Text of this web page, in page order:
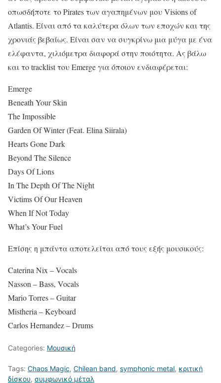
οπωσδήποτε το Pirates των αγαπημένων μου Visions of
Atlantis. Είναι από τα καλύτερα όλων των εποχών και της
χρονιάς βεβαίως. Είναι σαν να συγκρίνω μια μύγα με ένα
ελέφαντα, χιλιόμετρα διαφορά στην ποιότητα. Ας βάλω
και το tracklist του Emerge για όποιον ενδιαφέρεται:
Emerge
Beneath Your Skin
The Impossible
Garden Of Winter (Feat. Elina Siirala)
Hearts Gone Dark
Beyond The Silence
Days Of Lions
In The Depth Of The Night
Victims Of Our Heaven
When If Not Today
What’s Your Fuel
Επίσης η μπάντα αποτελείται από τους εξής μουσικούς:
Caterina Nix – Vocals
Nasson – Bass, Vocals
Mario Torres – Guitar
Mistheria – Keyboard
Carlos Hernandez – Drums
Categories: Μουσική
Tags: Chaos Magic, Chilean band, symphonic metal, κριτική
δίσκου, συμφωνικό μέταλ